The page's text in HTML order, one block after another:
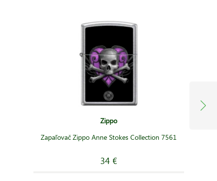
Zippo
Zapaľovač Zippo Anne Stokes Collection 7561
34 €